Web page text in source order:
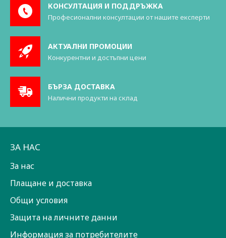
КОНСУЛТАЦИЯ И ПОДДРЪЖКА
Професионални консултации от нашите експерти
АКТУАЛНИ ПРОМОЦИИ
Конкурентни и достъпни цени
БЪРЗА ДОСТАВКА
Налични продукти на склад
ЗА НАС
За нас
Плащане и доставка
Общи условия
Защита на личните данни
Информация за потребителите